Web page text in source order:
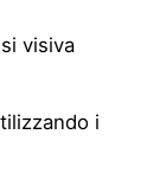
visiva
i